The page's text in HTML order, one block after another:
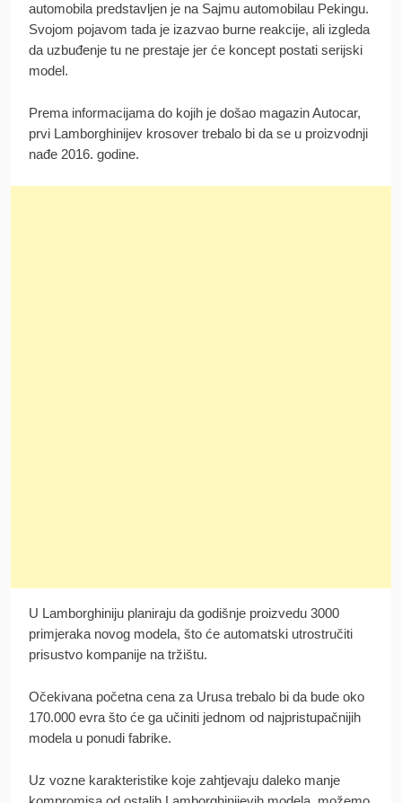
automobila predstavljen je na Sajmu automobilau Pekingu.
Svojom pojavom tada je izazvao burne reakcije, ali izgleda
da uzbuđenje tu ne prestaje jer će koncept postati serijski
model.
Prema informacijama do kojih je došao magazin Autocar,
prvi Lamborghinijev krosover trebalo bi da se u proizvodnji
nađe 2016. godine.
U Lamborghiniju planiraju da godišnje proizvedu 3000
primjeraka novog modela, što će automatski utrostručiti
prisustvo kompanije na tržištu.
Očekivana početna cena za Urusa trebalo bi da bude oko
170.000 evra što će ga učiniti jednom od najpristupačnijih
modela u ponudi fabrike.
Uz vozne karakteristike koje zahtjevaju daleko manje